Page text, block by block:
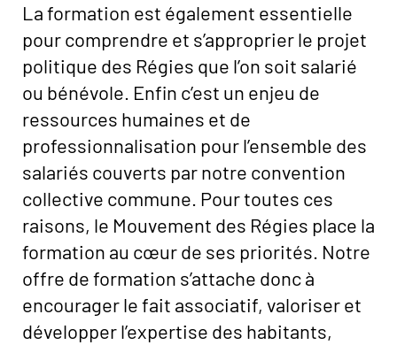
La formation est également essentielle
pour comprendre et s’approprier le projet
politique des Régies que l’on soit salarié
ou bénévole. Enfin c’est un enjeu de
ressources humaines et de
professionnalisation pour l’ensemble des
salariés couverts par notre convention
collective commune. Pour toutes ces
raisons, le Mouvement des Régies place la
formation au cœur de ses priorités. Notre
offre de formation s’attache donc à
encourager le fait associatif, valoriser et
développer l’expertise des habitants,